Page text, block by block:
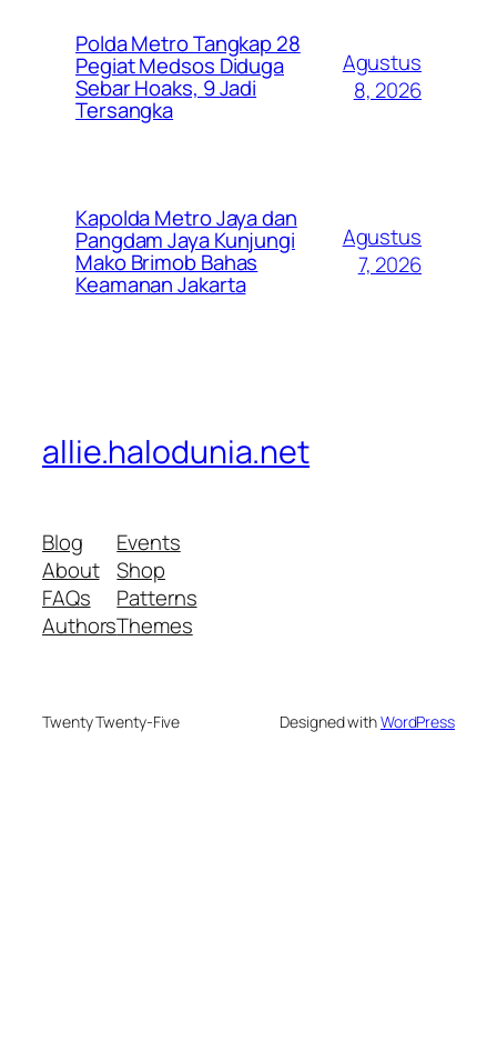
Polda Metro Tangkap 28
Pegiat Medsos Diduga
Sebar Hoaks, 9 Jadi
Tersangka
Agustus
8, 2026
Kapolda Metro Jaya dan
Pangdam Jaya Kunjungi
Mako Brimob Bahas
Keamanan Jakarta
Agustus
7, 2026
allie.halodunia.net
Blog
About
FAQs
Authors
Events
Shop
Patterns
Themes
Twenty Twenty-Five Designed withWordPress